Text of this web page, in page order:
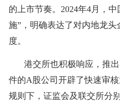
的上市节奏。2024年4月，
施”，明确表达了对内地龙
度。
港交所也积极响应，推
件的A股公司开辟了快速审
规则下，证监会及联交所分